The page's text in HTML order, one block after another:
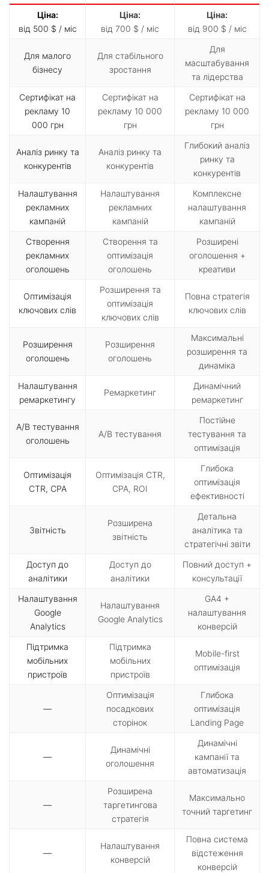
Ціна:
від 500 $ / міс
Ціна:
від 700 $ / міс
Ціна:
від 900 $ / міс
Для малого
бізнесу
Для стабільного
зростання
Для
масштабування
та лідерства
Сертифікат на
рекламу 10
000 грн
Сертифікат на
рекламу 10 000
грн
Сертифікат на
рекламу 10 000
грн
Аналіз ринку та
конкурентів
Аналіз ринку та
конкурентів
Глибокий аналіз
ринку та
конкурентів
Налаштування
рекламних
кампаній
Налаштування
рекламних
кампаній
Комплексне
налаштування
кампаній
Створення
рекламних
оголошень
Створення та
оптимізація
оголошень
Розширені
оголошення +
креативи
Оптимізація
ключових слів
Розширення та
оптимізація
ключових слів
Повна стратегія
ключових слів
Розширення
оголошень
Розширення
оголошень
Максимальні
розширення та
динаміка
Налаштування
ремаркетингу
Ремаркетинг
Динамічний
ремаркетинг
A/B тестування
оголошень
A/B тестування
Постійне
тестування та
оптимізація
Оптимізація
CTR, CPA
Оптимізація CTR,
CPA, ROI
Глибока
оптимізація
ефективності
Звітність
Розширена
звітність
Детальна
аналітика та
стратегічні звіти
Доступ до
аналітики
Доступ до
аналітики
Повний доступ +
консультації
Налаштування
Google
Analytics
Налаштування
Google Analytics
GA4 +
налаштування
конверсій
Підтримка
мобільних
пристроїв
Підтримка
мобільних
пристроїв
Mobile-first
оптимізація
—
Оптимізація
посадкових
сторінок
Глибока
оптимізація
Landing Page
—
Динамічні
оголошення
Динамічні
кампанії та
автоматизація
—
Розширена
таргетингова
стратегія
Максимально
точний таргетинг
—
Налаштування
конверсій
Повна система
відстеження
конверсій